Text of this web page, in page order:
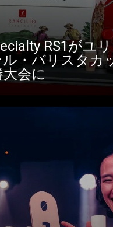
RS1がユ
・バリスタカ
会に